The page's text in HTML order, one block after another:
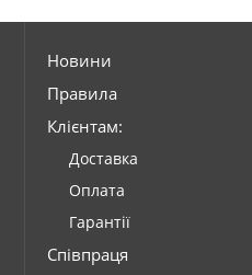
Новини
Правила
Клієнтам:
Доставка
Оплата
Гарантії
Співпраця